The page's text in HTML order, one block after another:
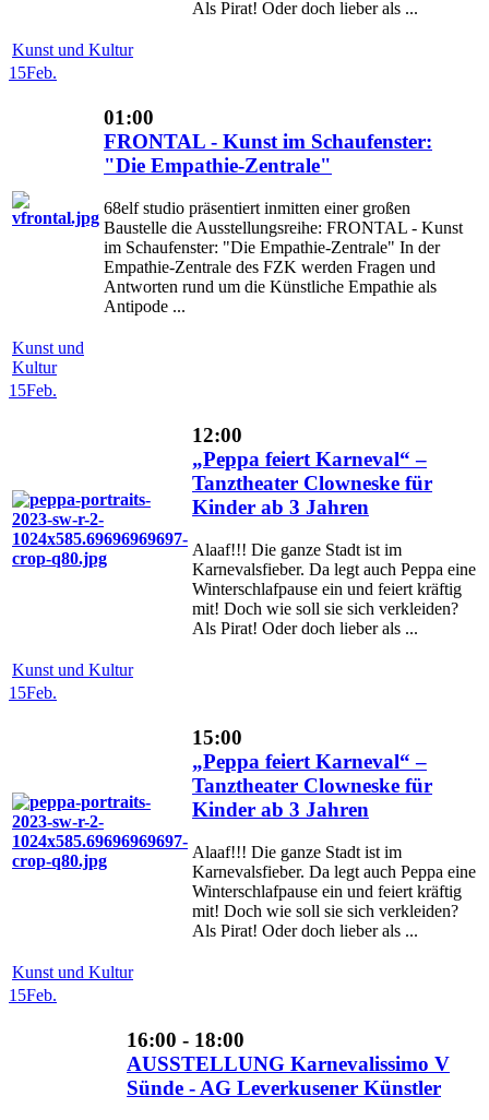
Als Pirat! Oder doch lieber als ...
Kunst und Kultur
15Feb.
01:00
FRONTAL - Kunst im Schaufenster:
"Die Empathie-Zentrale"
68elf studio präsentiert inmitten einer großen
Baustelle die Ausstellungsreihe: FRONTAL - Kunst
im Schaufenster: "Die Empathie-Zentrale" In der
Empathie-Zentrale des FZK werden Fragen und
Antworten rund um die Künstliche Empathie als
Antipode ...
Kunst und
Kultur
15Feb.
12:00
„Peppa feiert Karneval“ –
Tanztheater Clowneske für
Kinder ab 3 Jahren
Alaaf!!! Die ganze Stadt ist im
Karnevalsfieber. Da legt auch Peppa eine
Winterschlafpause ein und feiert kräftig
mit! Doch wie soll sie sich verkleiden?
Als Pirat! Oder doch lieber als ...
Kunst und Kultur
15Feb.
15:00
„Peppa feiert Karneval“ –
Tanztheater Clowneske für
Kinder ab 3 Jahren
Alaaf!!! Die ganze Stadt ist im
Karnevalsfieber. Da legt auch Peppa eine
Winterschlafpause ein und feiert kräftig
mit! Doch wie soll sie sich verkleiden?
Als Pirat! Oder doch lieber als ...
Kunst und Kultur
15Feb.
16:00 - 18:00
AUSSTELLUNG Karnevalissimo V
Sünde - AG Leverkusener Künstler